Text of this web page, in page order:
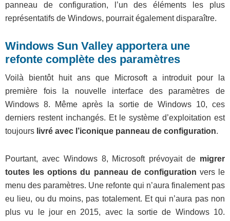
panneau de configuration, l’un des éléments les plus
représentatifs de Windows, pourrait également disparaître.
Windows Sun Valley apportera une
refonte complète des paramètres
Voilà bientôt huit ans que Microsoft a introduit pour la
première fois la nouvelle interface des paramètres de
Windows 8. Même après la sortie de Windows 10, ces
derniers restent inchangés. Et le système d’exploitation est
toujours livré avec l’iconique panneau de configuration.
Pourtant, avec Windows 8, Microsoft prévoyait de migrer
toutes les options du panneau de configuration vers le
menu des paramètres. Une refonte qui n’aura finalement pas
eu lieu, ou du moins, pas totalement. Et qui n’aura pas non
plus vu le jour en 2015, avec la sortie de Windows 10.